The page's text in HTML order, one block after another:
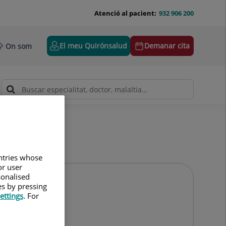
932 906 200
Atenció al pacient:
On som El meu Quirónsalud Demanar cita
whose
user
by pressing
. For